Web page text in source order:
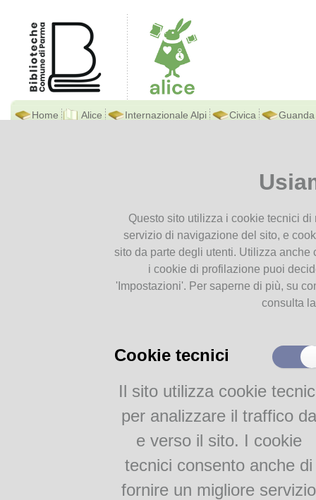
Home Alice Internazionale Alpi Civica Guanda
23
Giu
Questo sito utilizza i cookie tecnici
servizio di navigazione del sito, e
sito da parte degli utenti. Utilizza
i cookie di profilazione puoi
'Impostazioni'. Per saperne di più, su
consulta
Cookie tecnici
Il sito utilizza cookie
per analizzare il traffico da
e verso il sito. I cookie
tecnici consento anche di
fornire un migliore servizio